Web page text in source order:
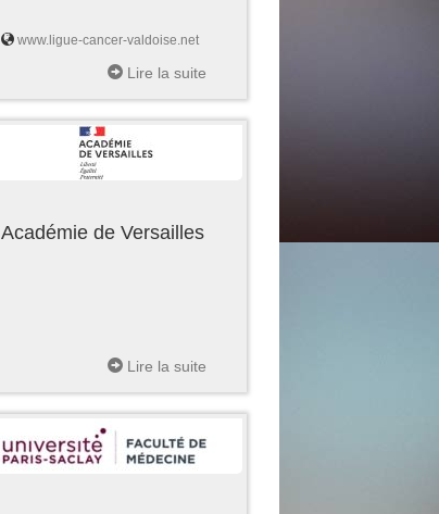
www.ligue-cancer-valdoise.net
Lire la suite
Académie de Versailles
Lire la suite